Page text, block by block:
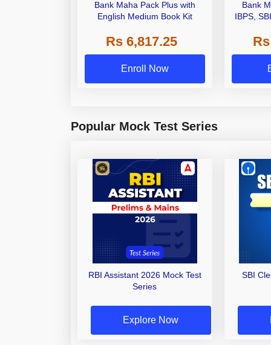
Bank Maha Pack Plus with
English Medium Book Kit
Rs 6,817.25
Enroll Now
Bank
IBPS,
Other
Popular Mock Test Series
RBI Assistant 2026 Mock Test
Series
Explore Now
SBI